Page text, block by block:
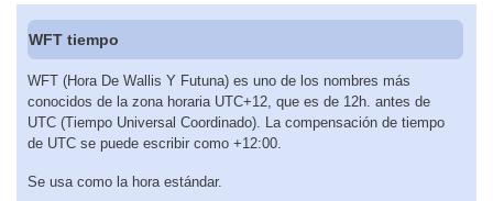
WFT tiempo
WFT (Hora De Wallis Y Futuna) es uno de los nombres más
conocidos de la zona horaria UTC+12, que es de 12h. antes de
UTC (Tiempo Universal Coordinado). La compensación de tiempo
de UTC se puede escribir como +12:00.
Se usa como la hora estándar.